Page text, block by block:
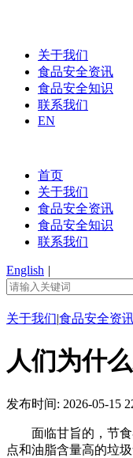
关于我们
食品安全资讯
食品安全知识
联系我们
EN
首页
关于我们
食品安全资讯
食品安全知识
联系我们
English |
关于我们|食品安全资
人们为什
发布时间: 2026-05-15
面临甘旨的，节食
点和油脂含量高的垃